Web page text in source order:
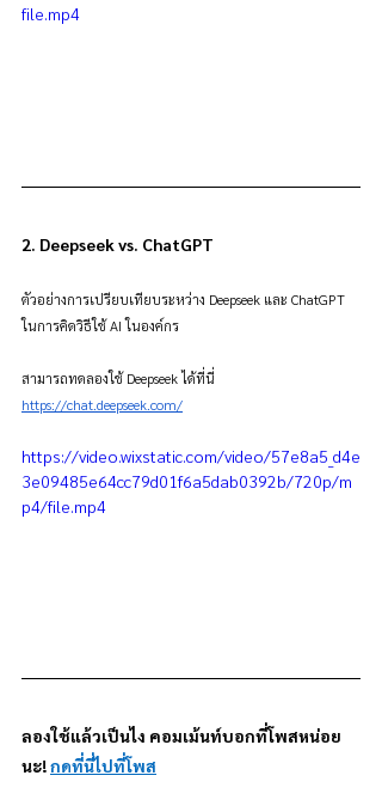
file.mp4
2. Deepseek vs. ChatGPT
ตัวอย่างการเปรียบเทียบระหว่าง Deepseek และ ChatGPT
ในการคิดวิธีใช้ AI ในองค์กร
สามารถทดลองใช้ Deepseek ได้ที่นี่
https://chat.deepseek.com/
https://video.wixstatic.com/video/57e8a5_d4e
3e09485e64cc79d01f6a5dab0392b/720p/m
p4/file.mp4
ลองใช้แล้วเป็นไง คอมเม้นท์บอกที่โพสหน่อย
นะ! กดที่นี่ไปที่โพส